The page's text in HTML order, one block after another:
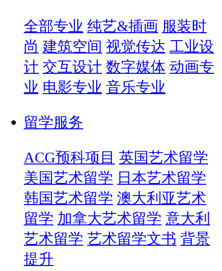
全部专业 纯艺&插画 服装时
尚 建筑空间 视觉传达 工业设
计 交互设计 数字媒体 动画专
业 电影专业 音乐专业
留学服务
ACG预科项目 英国艺术留学
美国艺术留学 日本艺术留学
韩国艺术留学 澳大利亚艺术
留学 加拿大艺术留学 意大利
艺术留学 艺术留学文书 背景
提升